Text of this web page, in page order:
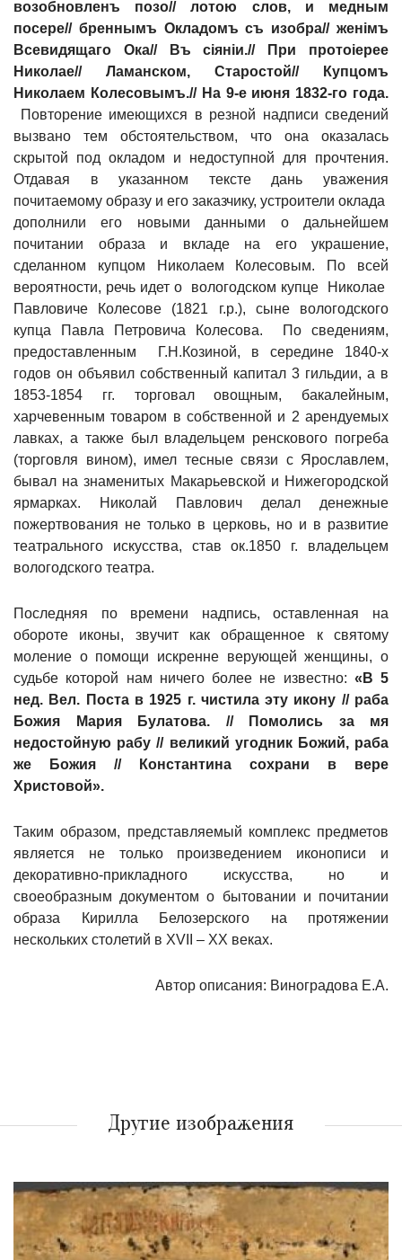
возобновленъ позо// лотою слов, и медным
посере// бреннымъ Окладомъ съ изобра// женiмъ
Всевидящаго Ока// Въ сiянiи.// При протоiерее
Николае// Ламанском, Старостой// Купцомъ
Николаем Колесовымъ.// На 9-е июня 1832-го года.
Повторение имеющихся в резной надписи сведений
вызвано тем обстоятельством, что она оказалась
скрытой под окладом и недоступной для прочтения.
Отдавая в указанном тексте дань уважения
почитаемому образу и его заказчику, устроители оклада
дополнили его новыми данными о дальнейшем
почитании образа и вкладе на его украшение,
сделанном купцом Николаем Колесовым. По всей
вероятности, речь идет о вологодском купце Николае
Павловиче Колесове (1821 г.р.), сыне вологодского
купца Павла Петровича Колесова. По сведениям,
предоставленным Г.Н.Козиной, в середине 1840-х
годов он объявил собственный капитал 3 гильдии, а в
1853-1854 гг. торговал овощным, бакалейным,
харчевенным товаром в собственной и 2 арендуемых
лавках, а также был владельцем ренскового погреба
(торговля вином), имел тесные связи с Ярославлем,
бывал на знаменитых Макарьевской и Нижегородской
ярмарках. Николай Павлович делал денежные
пожертвования не только в церковь, но и в развитие
театрального искусства, став ок.1850 г. владельцем
вологодского театра.
Последняя по времени надпись, оставленная на
обороте иконы, звучит как обращенное к святому
моление о помощи искренне верующей женщины, о
судьбе которой нам ничего более не известно: «В 5
нед. Вел. Поста в 1925 г. чистила эту икону // раба
Божия Мария Булатова. // Помолись за мя
недостойную рабу // великий угодник Божий, раба
же Божия // Константина сохрани в вере
Христовой».
Таким образом, представляемый комплекс предметов
является не только произведением иконописи и
декоративно-прикладного искусства, но и
своеобразным документом о бытовании и почитании
образа Кирилла Белозерского на протяжении
нескольких столетий в XVII – XX веках.
Автор описания: Виноградова Е.А.
Другие изображения